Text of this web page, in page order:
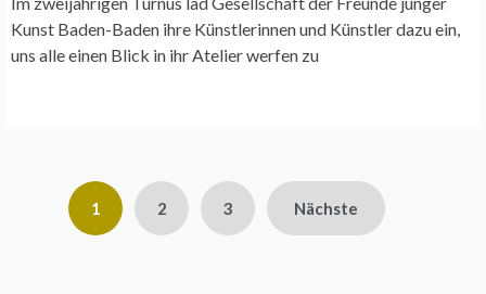
Kunst Baden-Baden ihre Künstlerinnen und Künstler dazu ein,
uns alle einen Blick in ihr Atelier werfen zu
1 2 3 Nächste